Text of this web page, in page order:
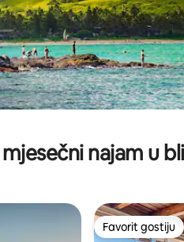
najam u
Favorit gostiju
Favorit gostiju